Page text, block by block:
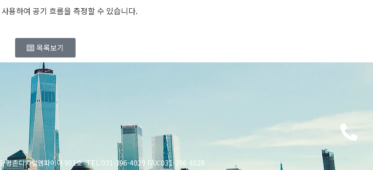
용하여 공기 흐름을 측정할 수 있습니다.
목록보기
평촌디지털엠파이어 901호 TEL:031-396-4029 FAX:031-396-4028